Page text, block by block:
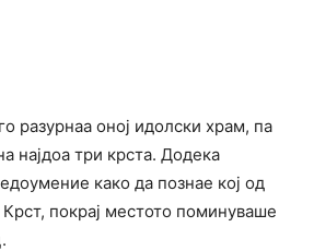
разурнаа оној идолски храм, па
најдоа три крста. Додека
како да познае кој од
покрај местото поминуваше